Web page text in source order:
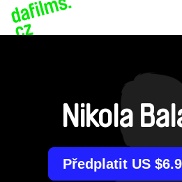
Nikola
Předplatit US